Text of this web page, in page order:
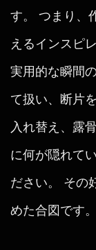
す。 つまり、
えるインスピ
実用的な瞬間
て扱い、断片
入れ替え、露
に何が隠れて
ださい。 その
めた合図です。